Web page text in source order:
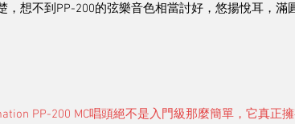
，想不到PP-200的弦樂音色相當討好，悠揚悅耳，滿
PP-200 MC唱頭絕不是入門級那麼簡單，它真正